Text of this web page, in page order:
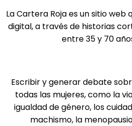
La Cartera Roja es un sitio
digital, a través de historias
entre 35 y 70
Escribir y generar debate
todas las mujeres, como la
igualdad de género, los
machismo, la